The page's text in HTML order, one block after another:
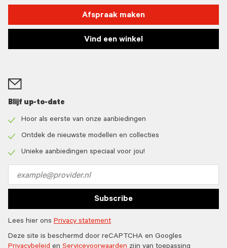
Afspraak maken
Vind een winkel
Blijf up-to-date
icon
Hoor als eerste van onze aanbiedingen
icon
Ontdek de nieuwste modellen en collecties
Unieke aanbiedingen speciaal voor jou!
address
Subscribe
Lees hier ons Privacy statement
Deze site is beschermd door reCAPTCHA en Googles